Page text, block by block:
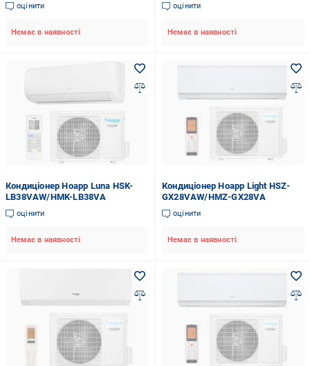
оцінити
Немає в наявності
оцінити
Немає в наявності
Кондиціонер Hoapp Luna HSK-
LB38VAW/HMK-LB38VA
оцінити
Немає в наявності
Кондиціонер Hoapp Light HSZ-
GX28VAW/HMZ-GX28VA
оцінити
Немає в наявності